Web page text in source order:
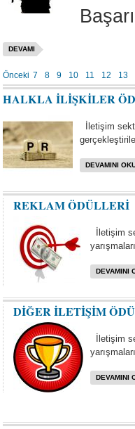
DEVAMI
Önceki 7 8 9 10 11 12 13
HALKLA İLİŞKİLER
İletişim
DEVAMINI
REKLAM ÖDÜLLERİ
İletişim
DEVAMINI
DİĞER İLETİŞİM
İletişim
DEVAMINI